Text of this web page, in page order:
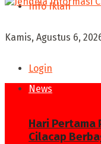
Info Iklan
Kamis, Agustus 6,
Login
News
Hari Pertama
Cilacap